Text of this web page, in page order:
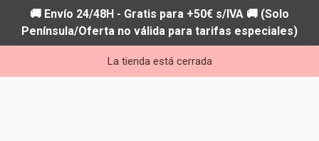
🚚 Envío 24/48H - Gratis para +50€ s/IVA 🚚 (Solo
Península/Oferta no válida para tarifas especiales)
La tienda está cerrada